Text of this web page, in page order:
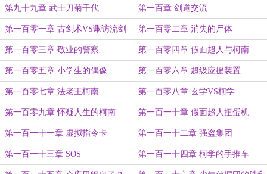
第九十九章 武士刀菊千代 第一百章 剑道交流
第一百零一章 古剑术VS诹访流剑
术
第一百零二章 消失的尸体
第一百零三章 敬业的警察 第一百零四章 假面超人与柯南
第一百零五章 小学生的偶像 第一百零六章 超级应援装置
第一百零七章 法老王柯南 第一百零八章 玄学VS柯学
第一百零九章 怀疑人生的柯南 第一百一十章 假面超人扭蛋机
第一百一十一章 虚拟指令卡 第一百一十二章 强盗集团
第一百一十三章 SOS 第一百一十四章 柯学的手推车